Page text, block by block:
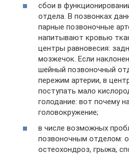
сбои в
отдела. В позвонках
парные позвоночные
напитывают кровью
центры равновесия:
мозжечок. Если
шейный позвоночный
пережим артерии, в
поступать мало
голодание: вот почему
головокружение;
в числе возможных
позвоночным отделом:
остеохондроз, грыжа,